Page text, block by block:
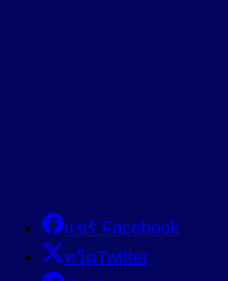
แชร์ Facebook
ทวีตTwitter